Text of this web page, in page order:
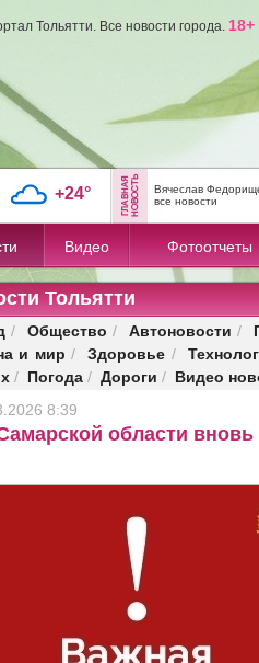
Тольятти. Все новости города. 18+
+24°
Вячеслав
все новости
Видео Фотоотчеты
Тольятти
/ Общество / Автоновости /
и мир / Здоровье /
/ Погода / Дороги / Видео
8:39
области